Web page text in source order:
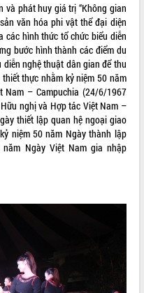
và phát huy giá trị “Không gian
văn hóa phi vật thể đại diện
các hình thức tổ chức biểu diễn
bước hình thành các điểm du
nghệ thuật dân gian để thu
thực nhằm kỷ niệm 50 năm
Nam – Campuchia (24/6/1967
nghị và Hợp tác Việt Nam –
thiết lập quan hệ ngoại giao
niệm 50 năm Ngày thành lập
Ngày Việt Nam gia nhập